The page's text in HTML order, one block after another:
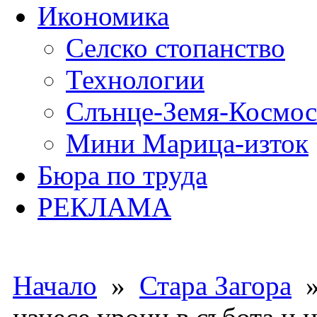
Икономика
Селско стопанство
Технологии
Слънце-Земя-Космос
Мини Марица-изток
Бюра по труда
РЕКЛАМА
Начало » Стара Загора